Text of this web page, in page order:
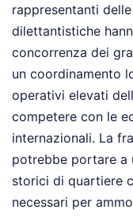
rappresentanti
dilettantistiche
concorrenza dei
un coordinamento
operativi elevati
competere con le
internazionali. La
potrebbe portare a
storici di quartiere
necessari per